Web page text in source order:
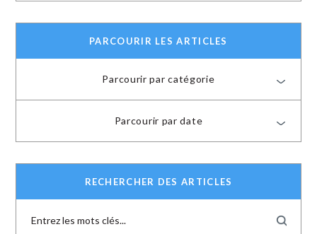
PARCOURIR LES ARTICLES
Parcourir par catégorie
Parcourir par date
RECHERCHER DES ARTICLES